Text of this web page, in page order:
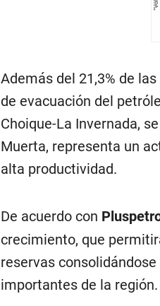
Además del 21,3% de
de evacuación del
Choique-La Invernada,
Muerta, representa un
alta productividad.
De acuerdo con
crecimiento, que
reservas
importantes de la región.